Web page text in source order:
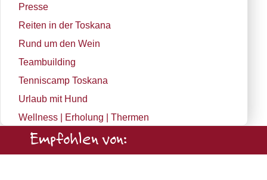
Presse
Reiten in der Toskana
Rund um den Wein
Teambuilding
Tenniscamp Toskana
Urlaub mit Hund
Wellness | Erholung | Thermen
Empfohlen von: